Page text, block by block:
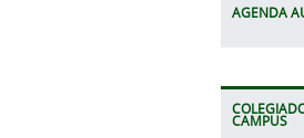
AGENDA
CAMPUS